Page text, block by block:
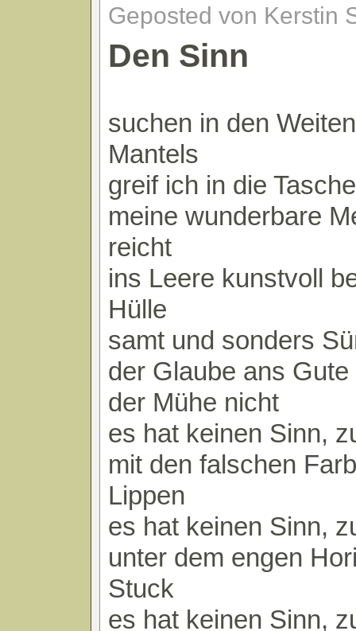
Geposted von Kerstin
Den Sinn
suchen in den
Mantels
greif ich in die
meine wunderbare
reicht
ins Leere kunstvoll
Hülle
samt und sonders
der Glaube ans Gute
der Mühe nicht
es hat keinen Sinn,
mit den falschen
Lippen
es hat keinen Sinn,
unter dem engen
Stuck
es hat keinen Sinn,